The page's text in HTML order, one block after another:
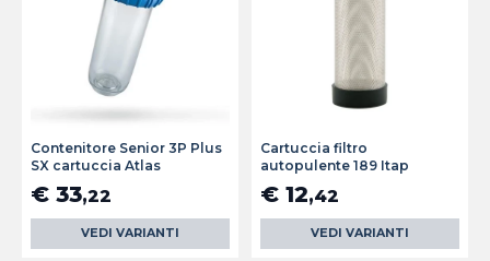
Contenitore Senior 3P Plus
SX cartuccia Atlas
€ 33,22
VEDI VARIANTI
Cartuccia filtro
autopulente 189 Itap
€ 12,42
VEDI VARIANTI